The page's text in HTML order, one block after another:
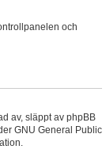
och
av, släppt av phpBB
GNU General Public